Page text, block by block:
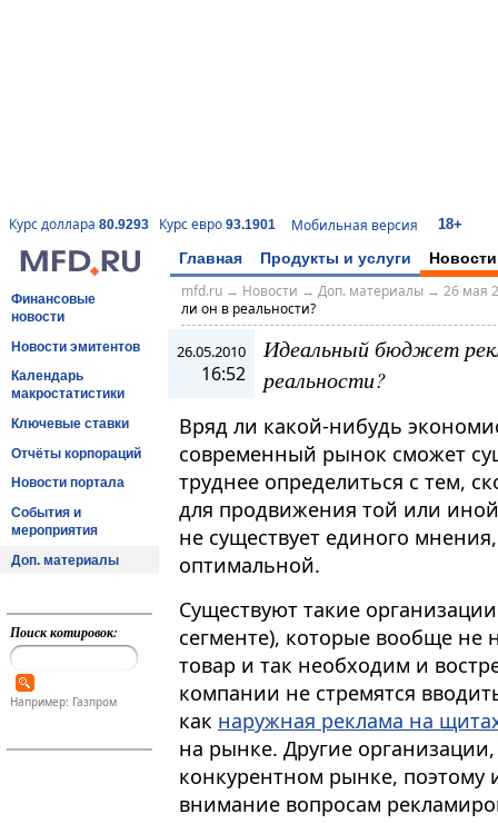
Курс доллара 80.9293 Курс евро 93.1901 Мобильная версия 18+
Главная Продукты и услуги Новости
Финансовые
новости
Новости эмитентов
Календарь
макростатистики
Ключевые ставки
Отчёты корпораций
Новости портала
События и
мероприятия
Доп. материалы
Поиск котировок:
Например: Газпром
mfd.ru→ Новости → Доп. материалы→ 26 мая
ли он в реальности?
26.05.2010
16:52
Идеальный бюджет
реальности?
Вряд ли какой-нибудь
современный рынок сможет
труднее определиться с тем,
для продвижения той или иной
не существует единого
оптимальной.
Существуют такие
сегменте), которые вообще не
товар и так необходим и
компании не стремятся
как наружная реклама на
на рынке. Другие
конкурентном рынке, поэтому
внимание вопросам